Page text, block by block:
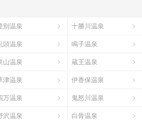
別温泉 十勝川温泉
頭温泉 鳴子温泉
山温泉 蔵王温泉
津温泉 伊香保温泉
万温泉 鬼怒川温泉
沢温泉 白骨温泉